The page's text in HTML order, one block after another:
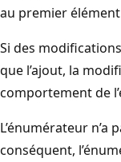
au premier
Si des
que l’ajout, la
comportement de
L’énumérateur n’a
conséquent,